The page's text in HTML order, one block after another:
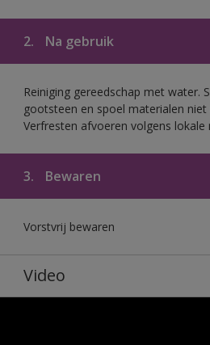
2. Na gebruik
Reiniging gereedschap met water.
gootsteen en spoel materialen
Verfresten afvoeren volgens lokale
3. Bewaren
Vorstvrij bewaren
Video